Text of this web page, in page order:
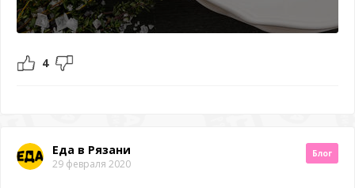
4
Еда в Рязани
29 февраля 2020
Блог